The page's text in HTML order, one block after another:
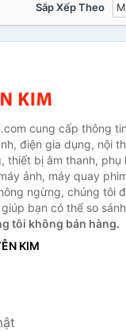
Sắp Xếp Theo
cung cấp thông
điện gia dụng, nội
thiết bị âm thanh, phụ
ảnh, máy quay
ngừng, chúng tôi
bạn có thể so
tôi không bán hàng.
KIM